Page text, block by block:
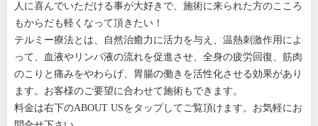
人に喜んでいただける事が大好きで、施術に来られた方のこころ
もからだも軽くなって頂きたい！
テルミー療法とは、自然治癒力に活力を与え、温熱刺激作用によ
って、血液やリンパ液の流れを促進させ、全身の疲労回復、筋肉
のこりと痛みをやわらげ、胃腸の働きを活性化させる効果があり
ます。お客様のご要望に合わせて施術もできます。
料金は右下のABOUT USをタップしてご覧頂けます。お気軽にお